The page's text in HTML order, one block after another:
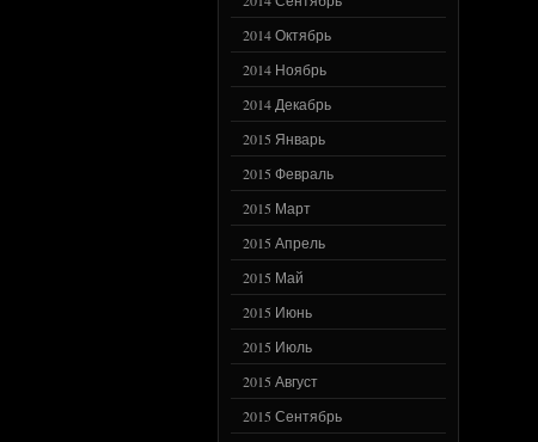
2014 Октябрь
2014 Ноябрь
2014 Декабрь
2015 Январь
2015 Февраль
2015 Март
2015 Апрель
2015 Май
2015 Июнь
2015 Июль
2015 Август
2015 Сентябрь